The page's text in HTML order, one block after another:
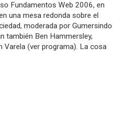
Fundamentos Web 2006, en
una mesa redonda sobre el
moderada por Gumersindo
también Ben Hammersley,
Varela (ver programa). La cosa